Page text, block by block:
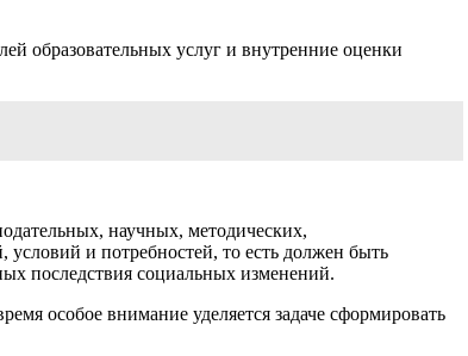
образовательных услуг и внутренние оценки
научных, методических,
и потребностей, то есть должен быть
последствия социальных изменений.
особое внимание уделяется задаче сформировать